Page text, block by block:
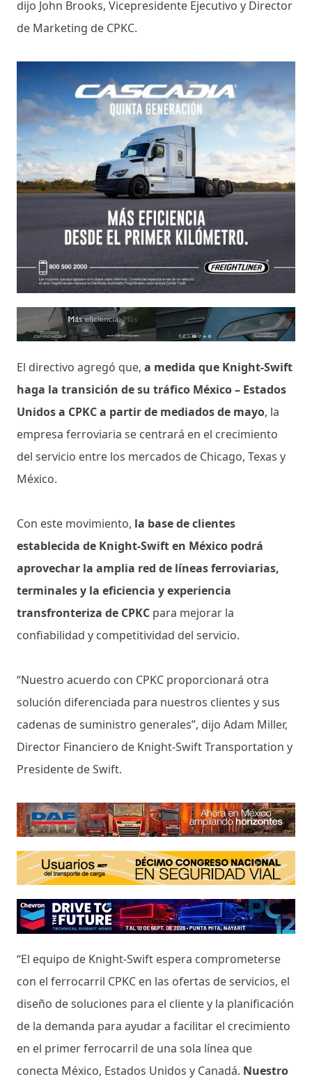
dijo John Brooks, Vicepresidente Ejecutivo y Director
de Marketing de CPKC.
El directivo agregó que, a medida que Knight-Swift
haga la transición de su tráfico México – Estados
Unidos a CPKC a partir de mediados de mayo, la
empresa ferroviaria se centrará en el crecimiento
del servicio entre los mercados de Chicago, Texas y
México.
Con este movimiento, la base de clientes
establecida de Knight-Swift en México podrá
aprovechar la amplia red de líneas ferroviarias,
terminales y la eficiencia y experiencia
transfronteriza de CPKC para mejorar la
confiabilidad y competitividad del servicio.
“Nuestro acuerdo con CPKC proporcionará otra
solución diferenciada para nuestros clientes y sus
cadenas de suministro generales”, dijo Adam Miller,
Director Financiero de Knight-Swift Transportation y
Presidente de Swift.
“El equipo de Knight-Swift espera comprometerse
con el ferrocarril CPKC en las ofertas de servicios, el
diseño de soluciones para el cliente y la planificación
de la demanda para ayudar a facilitar el crecimiento
en el primer ferrocarril de una sola línea que
conecta México, Estados Unidos y Canadá. Nuestro